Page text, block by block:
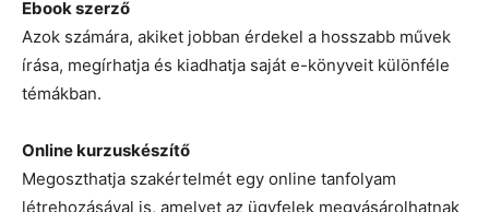
Ebook szerző
Azok számára, akiket jobban érdekel a hosszabb művek
írása, megírhatja és kiadhatja saját e-könyveit különféle
témákban.
Online kurzuskészítő
Megoszthatja szakértelmét egy online tanfolyam
létrehozásával is, amelyet az ügyfelek megvásárolhatnak